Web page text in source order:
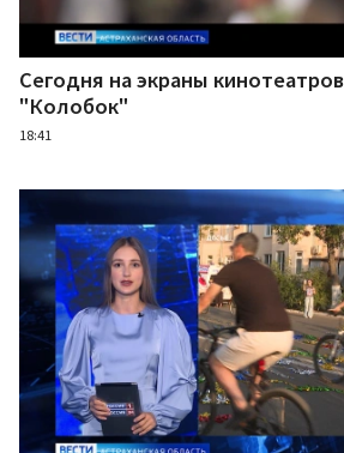
Сегодня на экраны
"Колобок"
18:41